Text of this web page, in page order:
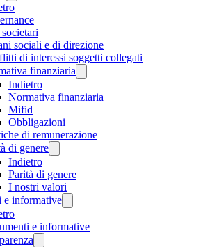
sociali e di direzione
di interessi soggetti collegati
finanziaria
Indietro
Normativa finanziaria
Mifid
Obbligazioni
di remunerazione
di genere
Indietro
Parità di genere
I nostri valori
e informative
e informative